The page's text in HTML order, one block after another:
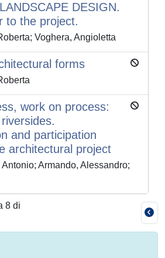
DESIGN.
to the project.
Voghera, Angioletta
forms
work on process:
and participation
architectural project
Armando, Alessandro;
8 di